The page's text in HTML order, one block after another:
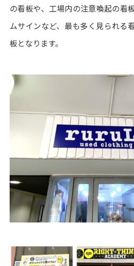
の看板や、工場内の注意喚起の看
ムサインなど、最も多く見られる
板となります。